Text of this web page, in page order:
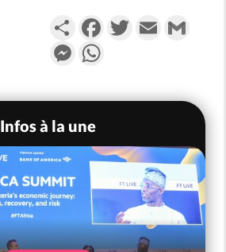
PartagerFacebookTwitterEmail
Messenger
Infos à la une